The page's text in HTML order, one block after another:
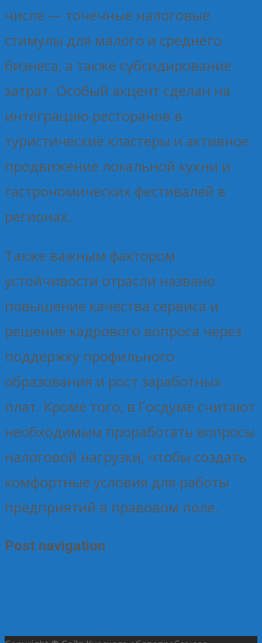
числе — точечные налоговые
стимулы для малого и среднего
бизнеса, а также субсидирование
затрат. Особый акцент сделан на
интеграцию ресторанов в
туристические кластеры и активное
продвижение локальной кухни и
гастрономических фестивалей в
регионах.
Также важным фактором
устойчивости отрасли названо
повышение качества сервиса и
решение кадрового вопроса через
поддержку профильного
образования и рост заработных
плат. Кроме того, в Госдуме считают
необходимым проработать вопросы
налоговой нагрузки, чтобы создать
комфортные условия для работы
предприятий в правовом поле.
Post navigation